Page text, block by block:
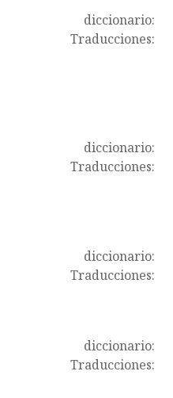
diccionario:
Traducciones:
diccionario:
Traducciones:
diccionario:
Traducciones:
diccionario:
Traducciones: